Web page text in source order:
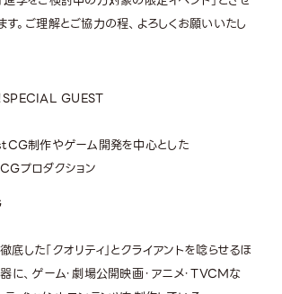
す。ご理解とご協力の程、よろしくお願いいたし
SPECIAL GUEST
CG制作やゲーム開発を中心とした
プロダクション
した「クオリティ」とクライアントを唸らせるほ
に、ゲーム・劇場公開映画・アニメ・TVCMな